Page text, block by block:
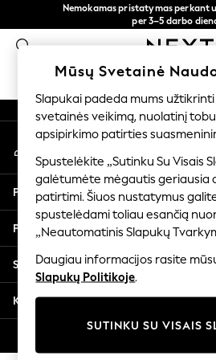
Nemokamas pristatymas perkant
per 3–5 darbo
Dabar galite apsipirkti
MOKYKLINĖ APRANGA
SCHOOLWEAR
All Boys Schoolwear
Shoes
Trousers
Shorts
Shirts
Polo Shirts
Sweatshirts & Jumpers
Coats & Jackets
Underwear
Multipacks
All Boys Sport & Swimwear
An error occurred on client
Mūsų socialiniai
Mano paskyra
Prisijunkite prie savo paskyros
Pagalba
Privatumas ir teisinė informacija
Skyriai
Kitos paslaugos
Mūsų Svetainė
Slapukai padeda mums
svetainės veikimą, nuolatinį
apsipirkimo patirties
Spustelėkite „Sutinku Su Visais
galėtumėte mėgautis geriausia
patirtimi. Šiuos nustatymus
spustelėdami toliau esančią
„Neautomatinis Slapukų
Daugiau informacijos rasite
Slapukų Politikoje.
SUTINKU SU VISAIS